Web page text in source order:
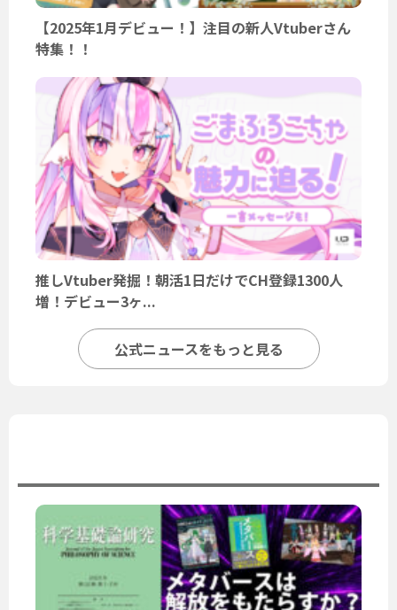
【2025年1月デビュー！】注目の新人Vtuberさん
特集！！
推しVtuber発掘！朝活1日だけでCH登録1300人
増！デビュー3ヶ...
公式ニュースをもっと見る